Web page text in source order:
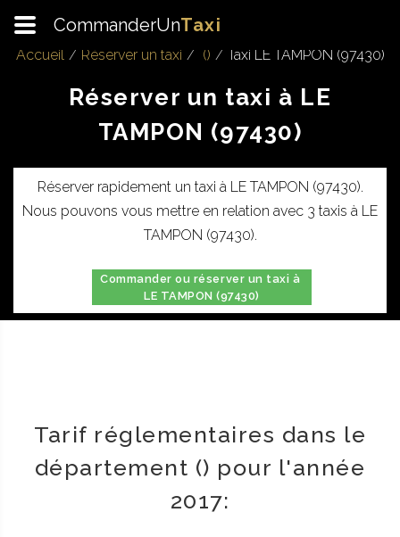
CommanderUnTaxi
Accueil Réserver un taxi () Taxi LE TAMPON (97430)
Réserver un taxi à LE
TAMPON (97430)
Réserver rapidement un taxi à LE TAMPON (97430).
Nous pouvons vous mettre en relation avec 3 taxis à LE
TAMPON (97430).
Commander ou réserver un taxi à
LE TAMPON (97430)
Tarif réglementaires dans le
département () pour l'année
2017: